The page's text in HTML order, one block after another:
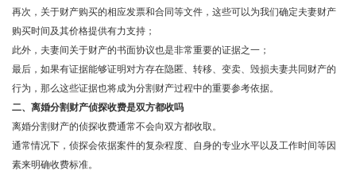
再次，关于财产购买的相应发票和合同等文件，这些可以为我们确定夫妻财产
购买时间及其价格提供有力支持；
此外，夫妻间关于财产的书面协议也是非常重要的证据之一；
最后，如果有证据能够证明对方存在隐匿、转移、变卖、毁损夫妻共同财产的
行为，那么这些证据也将成为分割财产过程中的重要参考依据。
二、离婚分割财产侦探收费是双方都收吗
离婚分割财产的侦探收费通常不会向双方都收取。
通常情况下，侦探会依据案件的复杂程度、自身的专业水平以及工作时间等因
素来明确收费标准。